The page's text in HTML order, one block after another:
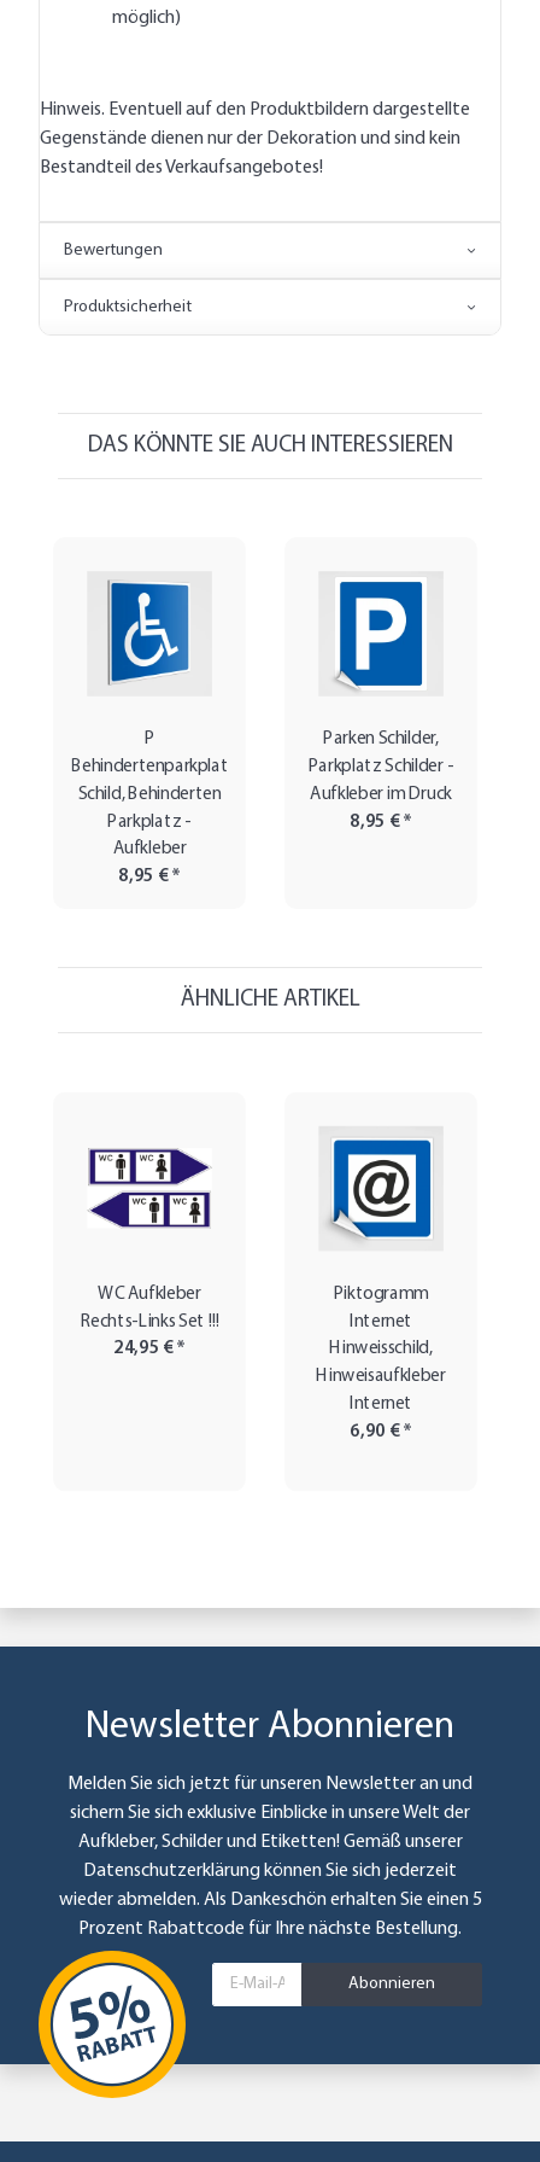
möglich)
Hinweis. Eventuell auf den Produktbildern dargestellte
Gegenstände dienen nur der Dekoration und sind kein
Bestandteil des Verkaufsangebotes!
Bewertungen
Produktsicherheit
DAS KÖNNTE SIE AUCH INTERESSIEREN
P
Behindertenparkplatz
Schild, Behinderten
Parkplatz -
Aufkleber
8,95 €*
Parken Schilder,
Parkplatz Schilder -
Aufkleber im Druck
8,95 €*
ÄHNLICHE ARTIKEL
WC Aufkleber
Rechts-Links Set !!!
24,95 €*
Piktogramm
Internet
Hinweisschild,
Hinweisaufkleber
Internet
6,90 €*
Newsletter Abonnieren
Melden Sie sich jetzt für unseren Newsletter an und
sichern Sie sich exklusive Einblicke in unsere Welt der
Aufkleber, Schilder und Etiketten! Gemäß unserer
Datenschutzerklärung können Sie sich jederzeit
wieder abmelden. Als Dankeschön erhalten Sie einen 5
Prozent Rabattcode für Ihre nächste Bestellung.
Abonnieren